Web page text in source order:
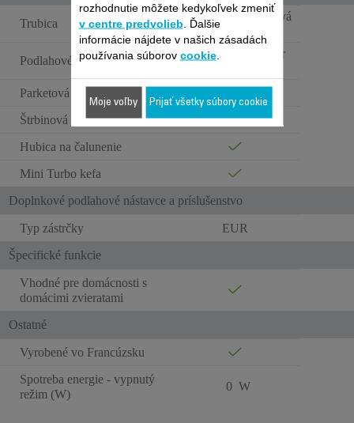
Trubica
Teleskopická kovová
trubica
Podlahové hubice
HEM7 (Power Air
Parketová hubica Softcare
Štrbinová hubica
Hubica na čalunenie
Mini Turbo kefa
Doplnkové podlahové nástavce a príslušenstvo
Typ zástrčky
EUR
Špecifické funkcie
Vhodné pre domácnosti s
domácimi zvieratami
Ostatné
Vyrobené vo Francúzsku
Spotreba energie - vypnutý
režim (W)
0 W
rozhodnutie môžete kedykoľvek zmeniť
v centre predvolieb . Ďalšie
informácie nájdete v našich zásadách
používania súborov cookie.
Moje voľby Prijať všetky súbory cookie